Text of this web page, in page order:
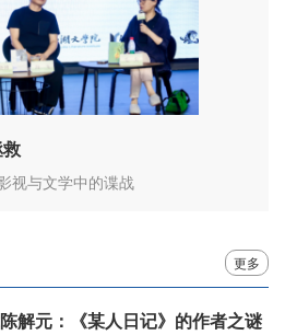
救
视与文学中的谍战
更多
解元：《某人日记》的作者之谜